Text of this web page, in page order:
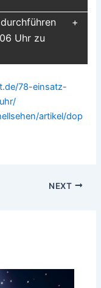
Uhr zu
78-einsatz-
artikel/dop
NEXT